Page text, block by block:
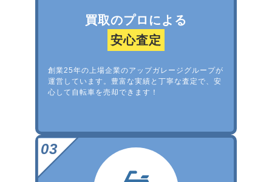
買取のプロによる
安心査定
創業25年の上場企業のアップガレージグループが
運営しています。豊富な実績と丁寧な査定で、安
心して自転車を売却できます！